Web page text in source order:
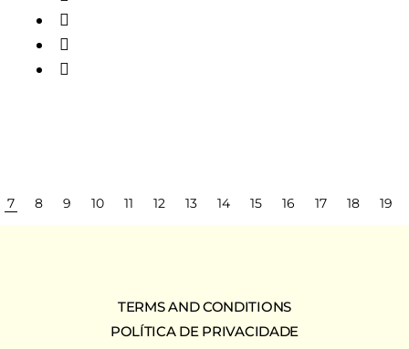
POSTS
PAGINATION
7 8 9 10 11 12 13 14 15 16 17 18 19
TERMS AND CONDITIONS
POLÍTICA DE PRIVACIDADE